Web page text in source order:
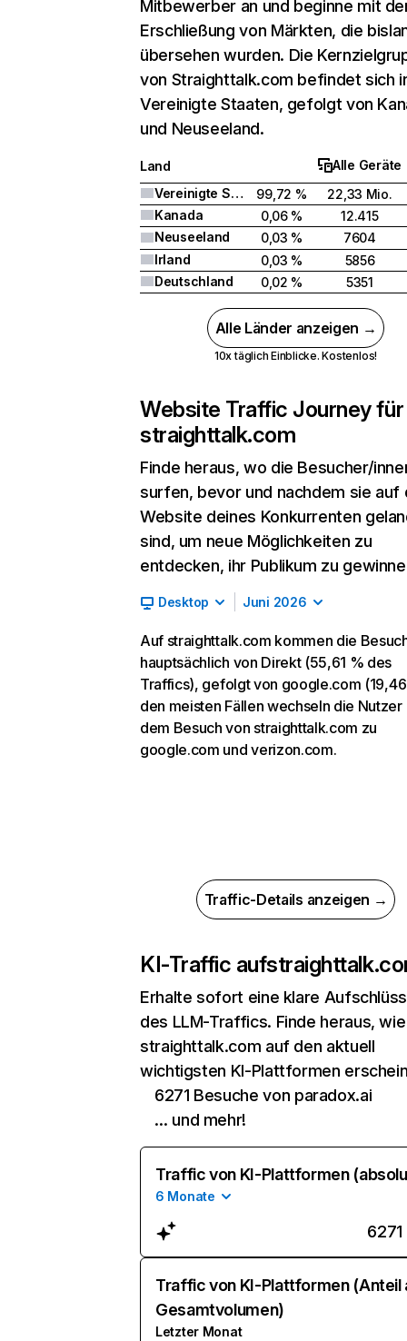
Mitbewerber an und beginne mit
Erschließung von Märkten, die
übersehen wurden. Die
von Straighttalk.com befindet sich
Vereinigte Staaten, gefolgt von
und Neuseeland.
Land
Alle Geräte
Vereinigte Staaten
99,72 %
22,33 Mio.
Kanada
0,06 %
12.415
Neuseeland
0,03 %
7604
Irland
0,03 %
5856
Deutschland
0,02 % 5351
Alle Länder anzeigen →
10x täglich Einblicke. Kostenlos!
Website Traffic Journey für
straighttalk.com
Finde heraus, wo die Besucher/
surfen, bevor und nachdem sie auf
Website deines Konkurrenten
sind, um neue Möglichkeiten zu
entdecken, ihr Publikum zu
Desktop Juni 2026
Auf straighttalk.com kommen die
hauptsächlich von Direkt (55,61 % des
Traffics), gefolgt von google.com
den meisten Fällen wechseln die Nutzer
dem Besuch von straighttalk.com zu
google.com und verizon.com.
Traffic-Details anzeigen →
KI-Traffic auf
Erhalte sofort eine klare
des LLM-Traffics. Finde heraus, wie
straighttalk.com auf den aktuell
wichtigsten KI-Plattformen
6271 Besuche von paradox.ai
… und mehr!
Traffic von KI-Plattformen
6 Monate
6271
Traffic von KI-Plattformen (Anteil
Gesamtvolumen)
Letzter Monat